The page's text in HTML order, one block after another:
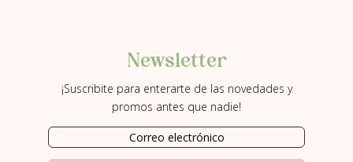
Newsletter
¡Suscribite para enterarte de las novedades y
promos antes que nadie!